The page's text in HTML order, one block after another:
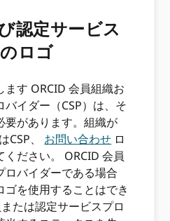
認定サービス
ロゴ
す ORCID 会員組織お
イダー（CSP）は、そ
要があります。組織が
CSP、 お問い合わせ ロ
ださい。 ORCID 会員
ロバイダーである場合
を使用することはでき
たは認定サービスプロ